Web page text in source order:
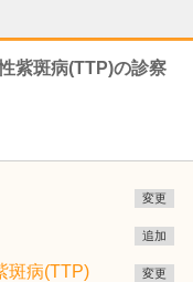
紫斑病(TTP)の診察
変更
追加
斑病(TTP) 変更